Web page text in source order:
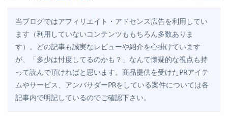
当ブログではアフィリエイト・アドセンス広告を利用してい
ます（利用していないコンテンツももちろん多数ありま
す）。どの記事も誠実なレビューや紹介を心掛けています
が、「多少は忖度してるのかも？」なんて懐疑的な視点も持
って読んで頂ければと思います。商品提供を受けたPRアイテ
ムやサービス、アンバサダーPRをしている案件については各
記事内で明記しているのでご確認下さい。